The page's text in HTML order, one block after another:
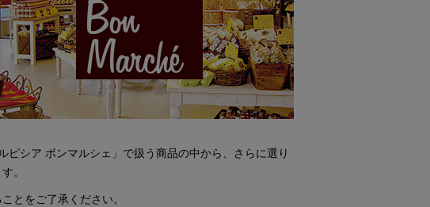
シア ボンマルシェ」で扱う商品の中から、さらに選り
。
とをご了承ください。